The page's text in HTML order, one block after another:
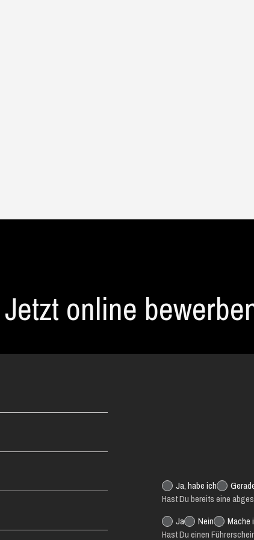
Jetzt online
Ja, habe ich
Hast Du bereits eine
Ja
Nein
Mache
Hast Du einen